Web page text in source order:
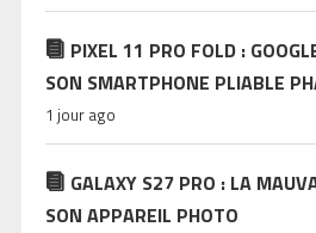
PIXEL 11 PRO FOLD :
SON SMARTPHONE PLIABLE
1 jour ago
GALAXY S27 PRO : LA
SON APPAREIL PHOTO